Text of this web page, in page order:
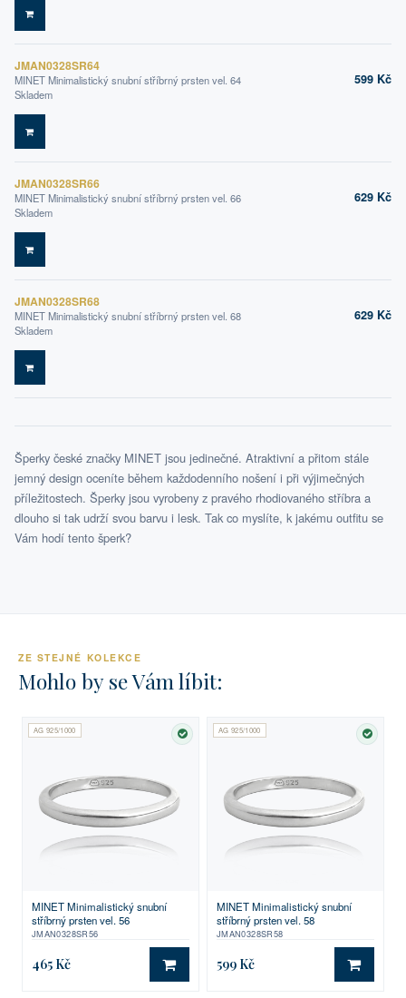
DO KOŠÍKU
JMAN0328SR64
MINET Minimalistický snubní stříbrný prsten vel. 64
Skladem
599 Kč
DO KOŠÍKU
JMAN0328SR66
MINET Minimalistický snubní stříbrný prsten vel. 66
Skladem
629 Kč
DO KOŠÍKU
JMAN0328SR68
MINET Minimalistický snubní stříbrný prsten vel. 68
Skladem
629 Kč
DO KOŠÍKU
Šperky české značky MINET jsou jedinečné. Atraktivní a přitom stále
jemný design oceníte během každodenního nošení i při výjimečných
příležitostech. Šperky jsou vyrobeny z pravého rhodiovaného stříbra a
dlouho si tak udrží svou barvu i lesk. Tak co myslíte, k jakému outfitu se
Vám hodí tento šperk?
ZE STEJNÉ KOLEKCE
Mohlo by se Vám líbit:
AG 925/1000
SKLADEM
MINET Minimalistický snubní
stříbrný prsten vel. 56
JMAN0328SR56
465 Kč DO KOŠÍKU
AG 925/1000
MINET Minimalistický snubní
stříbrný prsten vel. 58
JMAN0328SR58
599 Kč DO